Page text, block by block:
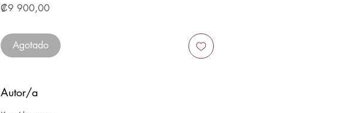
₡9 900,00Precio
Agotado
Autor/a